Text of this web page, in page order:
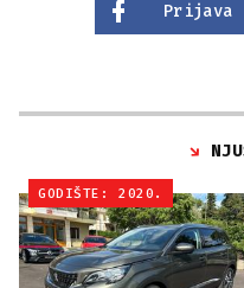
Prijava
GODIŠTE: 2020.